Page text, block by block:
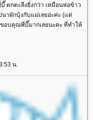
ตกตะลึงยิ่งกว่า เหมือนห่อข้าว
าผักบุ้งกับแม่เลยอ่ะค่ะ (แต่
อบคุณพี่บี๊มากเลยนะคะ ที่ทำให้
น.